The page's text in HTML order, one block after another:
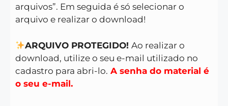
arquivos”. Em seguida é só selecionar o
arquivo e realizar o download!
ARQUIVO PROTEGIDO!Ao realizar o
download, utilize o seu e-mail utilizado no
cadastro para abri-lo. A senha do material é
o seu e-mail.